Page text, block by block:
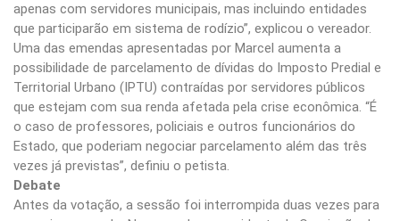
apenas com servidores municipais, mas incluindo entidades
que participarão em sistema de rodízio”, explicou o vereador.
Uma das emendas apresentadas por Marcel aumenta a
possibilidade de parcelamento de dívidas do Imposto Predial e
Territorial Urbano (IPTU) contraídas por servidores públicos
que estejam com sua renda afetada pela crise econômica. “É
o caso de professores, policiais e outros funcionários do
Estado, que poderiam negociar parcelamento além das três
vezes já previstas”, definiu o petista.
Debate
Antes da votação, a sessão foi interrompida duas vezes para